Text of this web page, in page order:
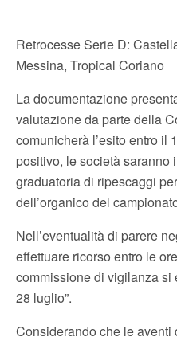
Retrocesse Serie D:
Messina, Tropical Coriano
La documentazione
valutazione da parte della
comunicherà l’esito entro il
positivo, le società saranno
graduatoria di ripescaggi
dell’organico del
Nell’eventualità di parere
effettuare ricorso entro le
commissione di vigilanza si
28 luglio”.
Considerando che le aventi